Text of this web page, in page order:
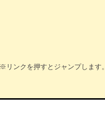
※リンクを押すとジャンプします。